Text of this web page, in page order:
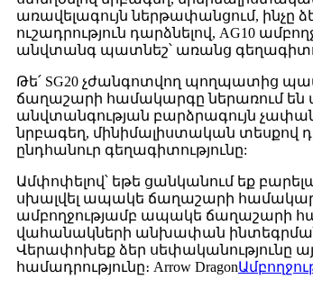
առավելագույն ներթափանցում, ինչը
ուշադրություն դարձնելով, AG10
անվտանգ պատնեշ՝ առանց
Թե՛ SG20 չժանգոտվող պողպատից
ճաղաշարի համակարգը ներառում
անվտանգության բարձրագույն
նրբագեղ, մինիմալիստական ​​​​տեսքով
ընդհանուր գեղագիտությունը:
Ամփոփելով՝ եթե ցանկանում եք
սխալվել ապակե ճաղաշարի
ամբողջությամբ ապակե ճաղաշարի
վահանակների անխափան ինտեգրման
Վերափոխեք ձեր սեփականությունը
համադրությունը։ Arrow Dragon